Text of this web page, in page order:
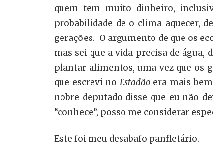
quem tem muito dinheiro,
probabilidade de o clima aquecer,
gerações. O argumento de que os
mas sei que a vida precisa de
plantar alimentos, uma vez que os
que escrevi no Estadão era mais
nobre deputado disse que eu não
“conhece”, posso me considerar
Este foi meu desabafo panfletário.